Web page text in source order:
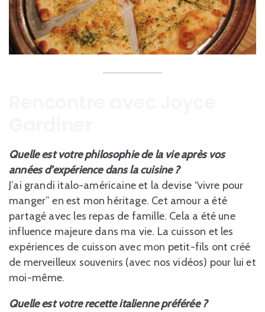
Quelle est votre philosophie de la vie après vos
années d’expérience dans la cuisine ?
J’ai grandi italo-américaine et la devise “vivre pour
manger” en est mon héritage. Cet amour a été
partagé avec les repas de famille. Cela a été une
influence majeure dans ma vie. La cuisson et les
expériences de cuisson avec mon petit-fils ont créé
de merveilleux souvenirs (avec nos vidéos) pour lui et
moi-même.
Quelle est votre recette italienne préférée ?